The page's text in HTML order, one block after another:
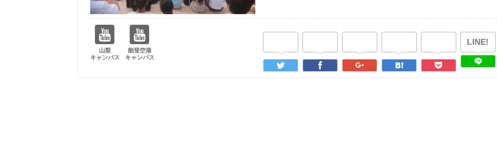
LINE!
山梨
キャンパス
能登空港
キャンパス